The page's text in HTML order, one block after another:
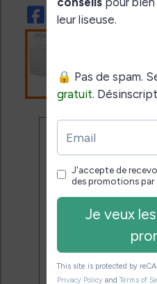
Ne rate
promo
Rejoins 3500
reçoivent
meilleures
pour bien